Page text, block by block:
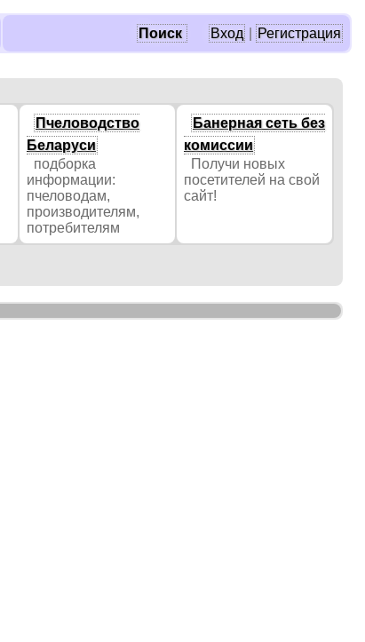
Поиск Вход Регистрация
Пчеловодство
Беларуси
подборка
информации:
пчеловодам,
производителям,
потребителям
Банерная сеть без
комиссии
Получи новых
посетителей на свой
сайт!